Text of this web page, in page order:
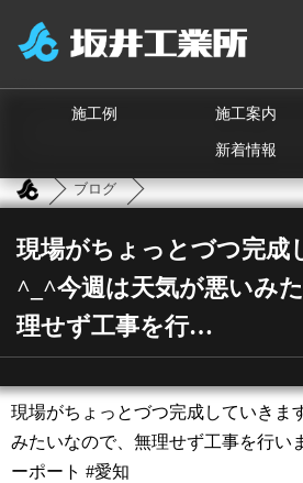
施工例 施工案内
新着情報
ブログ
現場がちょっとづつ完成
^_^今週は天気が悪いみ
理せず工事を行…
現場がちょっとづつ完成していきま
みたいなので、無理せず工事を行い
ーポート #愛知